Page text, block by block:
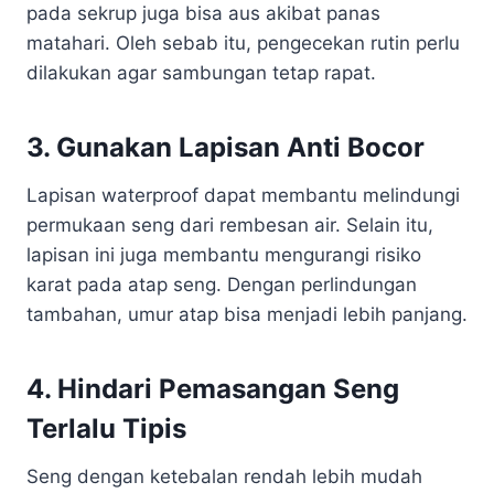
pada sekrup juga bisa aus akibat panas
matahari. Oleh sebab itu, pengecekan rutin perlu
dilakukan agar sambungan tetap rapat.
3. Gunakan Lapisan Anti Bocor
Lapisan waterproof dapat membantu melindungi
permukaan seng dari rembesan air. Selain itu,
lapisan ini juga membantu mengurangi risiko
karat pada atap seng. Dengan perlindungan
tambahan, umur atap bisa menjadi lebih panjang.
4. Hindari Pemasangan Seng
Terlalu Tipis
Seng dengan ketebalan rendah lebih mudah